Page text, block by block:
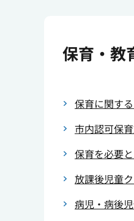
保育・教
保育に関す
市内認可保
保育を必要
放課後児童
病児・病後